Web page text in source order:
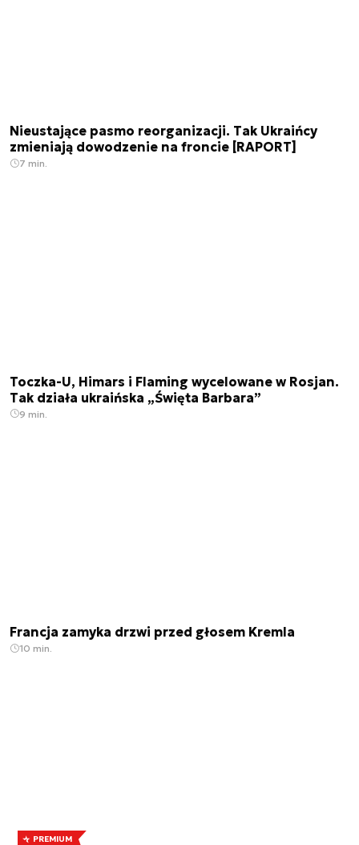
Nieustające pasmo reorganizacji. Tak Ukraińcy
zmieniają dowodzenie na froncie [RAPORT]
7 min.
Toczka-U, Himars i Flaming wycelowane w Rosjan.
Tak działa ukraińska „Święta Barbara”
9 min.
Francja zamyka drzwi przed głosem Kremla
10 min.
PREMIUM